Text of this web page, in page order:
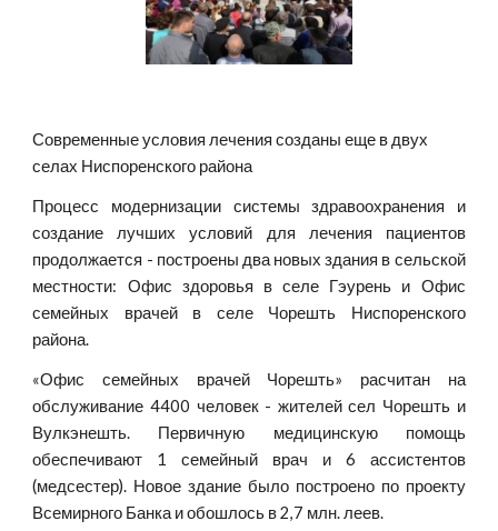
Современные условия лечения созданы еще в двух
селах Ниспоренского района
Процесс модернизации системы здравоохранения и
создание лучших условий для лечения пациентов
продолжается - построены два новых здания в сельской
местности: Офис здоровья в селе Гэурень и Офис
семейных врачей в селе Чорешть Ниспоренского
района.
«Офис семейных врачей Чорешть» расчитан на
обслуживание 4400 человек - жителей сел Чорешть и
Вулкэнешть. Первичную медицинскую помощь
обеспечивают 1 семейный врач и 6 ассистентов
(медсестер). Новое здание было построено по проекту
Всемирного Банка и обошлось в 2,7 млн. леев.